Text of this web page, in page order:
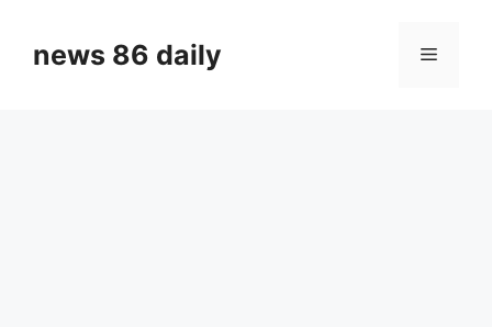
contentnews 86 daily Menu